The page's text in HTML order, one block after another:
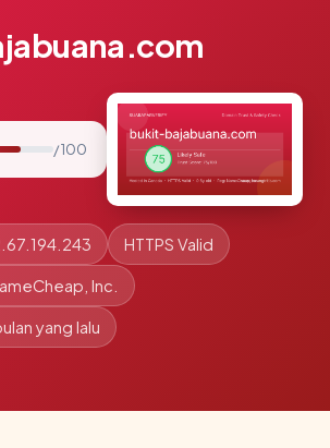
/ 100
HTTPS Valid
Inc.
yang lalu